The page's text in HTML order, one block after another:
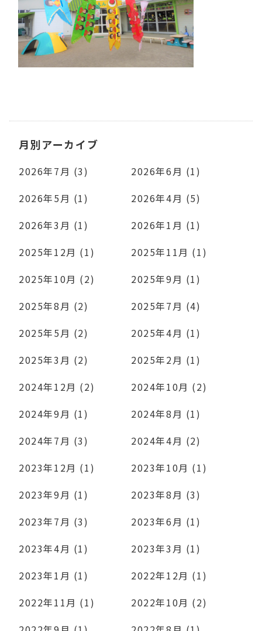
月別アーカイブ
2026年7月 (3)
2026年6月 (1)
2026年5月 (1)
2026年4月 (5)
2026年3月 (1)
2026年1月 (1)
2025年12月 (1)
2025年11月 (1)
2025年10月 (2)
2025年9月 (1)
2025年8月 (2)
2025年7月 (4)
2025年5月 (2)
2025年4月 (1)
2025年3月 (2)
2025年2月 (1)
2024年12月 (2)
2024年10月 (2)
2024年9月 (1)
2024年8月 (1)
2024年7月 (3)
2024年4月 (2)
2023年12月 (1)
2023年10月 (1)
2023年9月 (1)
2023年8月 (3)
2023年7月 (3)
2023年6月 (1)
2023年4月 (1)
2023年3月 (1)
2023年1月 (1)
2022年12月 (1)
2022年11月 (1)
2022年10月 (2)